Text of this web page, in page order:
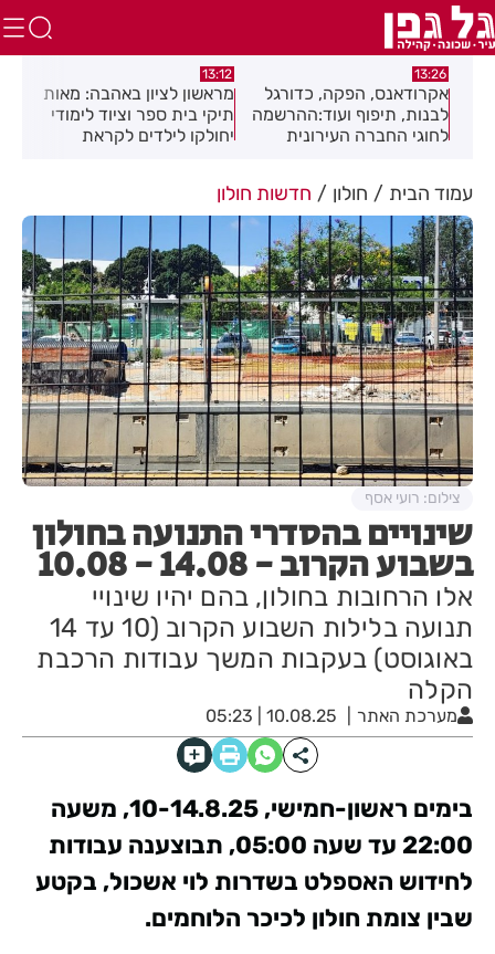
13:12
מראשון לציון באהבה: מאות
תיקי בית ספר וציוד לימודי
יחולקו לילדים לקראת
12:01
חגיגה תימנית בחולון:
מוזיקה, מסורת וטעמים
בפסטיבל "עדות"
עמוד הבית חולון חדשות חולון
שינויים בהסדרי התנועה בחולון
בשבוע הקרוב - 14.08 - 10.08
אלו הרחובות בחולון, בהם יהיו שינויי
תנועה בלילות השבוע הקרוב (10 עד 14
באוגוסט) בעקבות המשך עבודות הרכבת
הקלה
מערכת האתר 10.08.25 | 05:23
צילום: רועי אסף
בימים ראשון-חמישי, 10-14.8.25, משעה
22:00 עד שעה 05:00, תבוצענה עבודות
לחידוש האספלט בשדרות לוי אשכול, בקטע
שבין צומת חולון לכיכר הלוחמים.